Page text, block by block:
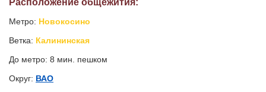
Расположение общежития:
Метро: Новокосино
Ветка: Калининская
До метро: 8 мин. пешком
Округ: ВАО